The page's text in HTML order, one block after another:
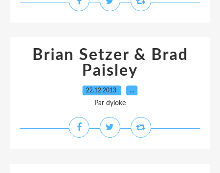
Brian Setzer & Brad
Paisley
22.12.2013 …
Par dyloke